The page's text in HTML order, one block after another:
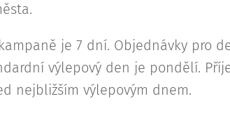
je 7 dní. Objednávky pro
výlepový den je pondělí.
nejbližším výlepovým dnem.